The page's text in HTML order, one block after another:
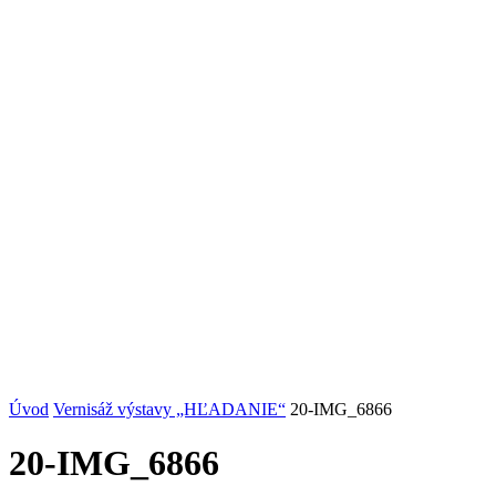
Úvod Vernisáž výstavy „HĽADANIE“ 20-IMG_6866
20-IMG_6866